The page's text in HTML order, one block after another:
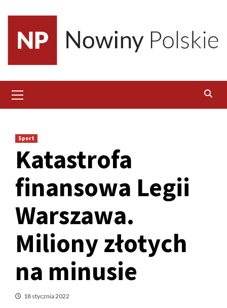
content
Menu
Sport
Katastrofa
finansowa Legii
Warszawa.
Miliony złotych
na minusie
18 stycznia 2022